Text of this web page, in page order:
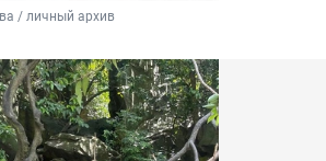
/ личный архив